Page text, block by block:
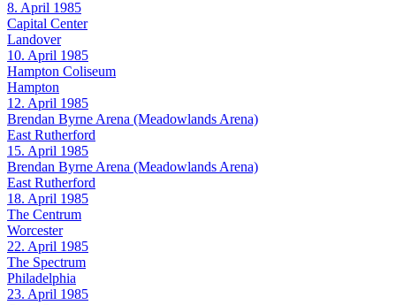
8. April 1985
Capital Center
Landover
10. April 1985
Hampton Coliseum
Hampton
12. April 1985
Brendan Byrne Arena (Meadowlands Arena)
East Rutherford
15. April 1985
Brendan Byrne Arena (Meadowlands Arena)
East Rutherford
18. April 1985
The Centrum
Worcester
22. April 1985
The Spectrum
Philadelphia
23. April 1985